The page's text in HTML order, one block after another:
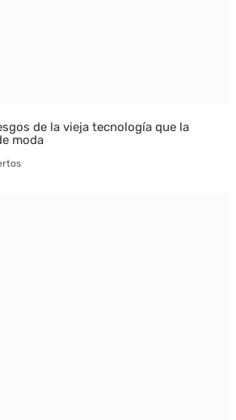
de la vieja tecnología que la
moda